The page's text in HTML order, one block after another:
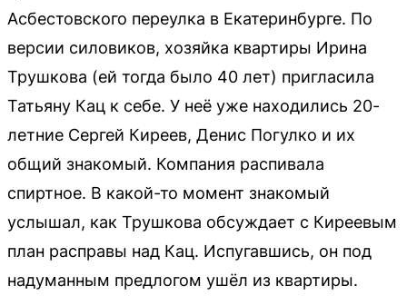
Асбестовского переулка в Екатеринбурге. По
версии силовиков, хозяйка квартиры Ирина
Трушкова (ей тогда было 40 лет) пригласила
Татьяну Кац к себе. У неё уже находились 20-
летние Сергей Киреев, Денис Погулко и их
общий знакомый. Компания распивала
спиртное. В какой-то момент знакомый
услышал, как Трушкова обсуждает с Киреевым
план расправы над Кац. Испугавшись, он под
надуманным предлогом ушёл из квартиры.